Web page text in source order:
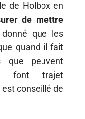
de Holbox en
de mettre
que les
quand il fait
que peuvent
font trajet
conseillé de